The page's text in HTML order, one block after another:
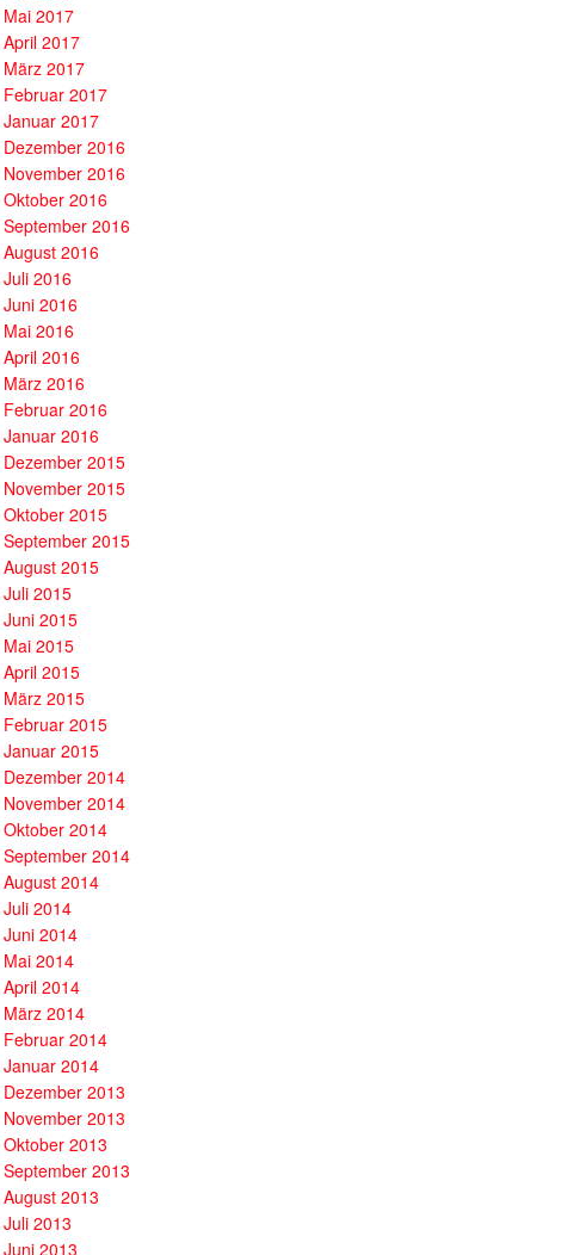
Mai 2017
April 2017
März 2017
Februar 2017
Januar 2017
Dezember 2016
November 2016
Oktober 2016
September 2016
August 2016
Juli 2016
Juni 2016
Mai 2016
April 2016
März 2016
Februar 2016
Januar 2016
Dezember 2015
November 2015
Oktober 2015
September 2015
August 2015
Juli 2015
Juni 2015
Mai 2015
April 2015
März 2015
Februar 2015
Januar 2015
Dezember 2014
November 2014
Oktober 2014
September 2014
August 2014
Juli 2014
Juni 2014
Mai 2014
April 2014
März 2014
Februar 2014
Januar 2014
Dezember 2013
November 2013
Oktober 2013
September 2013
August 2013
Juli 2013
Juni 2013